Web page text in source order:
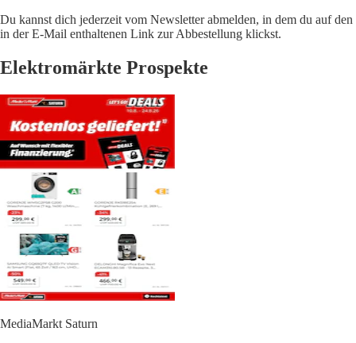
Du kannst dich jederzeit vom Newsletter abmelden, in dem du auf den
in der E-Mail enthaltenen Link zur Abbestellung klickst.
Elektromärkte Prospekte
MediaMarkt Saturn